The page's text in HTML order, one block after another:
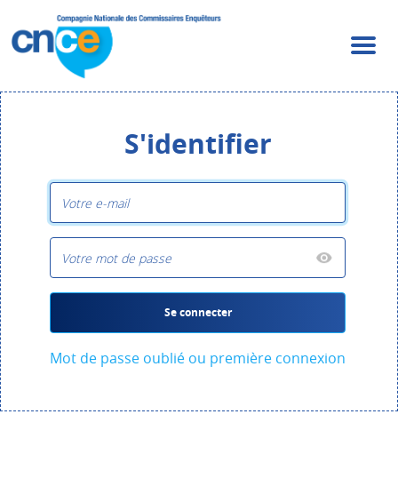
S'identifier
Se connecter
Mot de passe oublié ou première connexion